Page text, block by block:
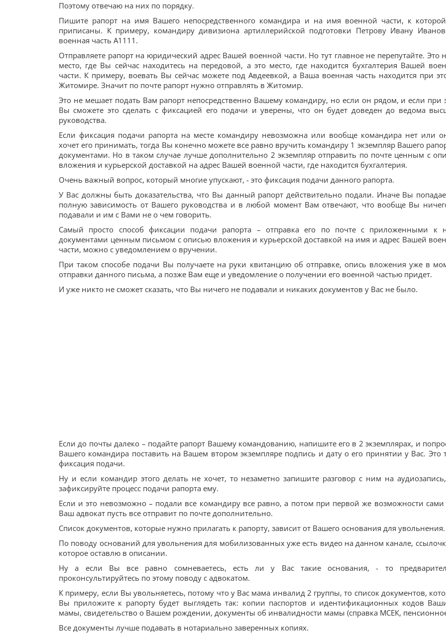
Поэтому отвечаю на них по порядку.
Пишите рапорт на имя Вашего непосредственного командира и на имя военной части, к
приписаны. К примеру, командиру дивизиона артиллерийской подготовки Петрову Ивану
военная часть А1111.
Отправляете рапорт на юридический адрес Вашей военной части. Но тут главное не перепутайте. Это
место, где Вы сейчас находитесь на передовой, а это место, где находится бухгалтерия Вашей
части. К примеру, воевать Вы сейчас можете под Авдеевкой, а Ваша военная часть находится при
Житомире. Значит по почте рапорт нужно отправлять в Житомир.
Это не мешает подать Вам рапорт непосредственно Вашему командиру, но если он рядом, и если при
Вы сможете это сделать с фиксацией его подачи и уверены, что он будет доведен до ведома
руководства.
Если фиксация подачи рапорта на месте командиру невозможна или вообще командира нет или
хочет его принимать, тогда Вы конечно можете все равно вручить командиру 1 экземпляр Вашего
документами. Но в таком случае лучше дополнительно 2 экземпляр отправить по почте ценным с
вложения и курьерской доставкой на адрес Вашей военной части, где находится бухгалтерия.
Очень важный вопрос, который многие упускают, - это фиксация подачи данного рапорта.
У Вас должны быть доказательства, что Вы данный рапорт действительно подали. Иначе Вы
полную зависимость от Вашего руководства и в любой момент Вам отвечают, что вообще Вы
подавали и им с Вами не о чем говорить.
Самый просто способ фиксации подачи рапорта – отправка его по почте с приложенными к
документами ценным письмом с описью вложения и курьерской доставкой на имя и адрес Вашей
части, можно с уведомлением о вручении.
При таком способе подачи Вы получаете на руки квитанцию об отправке, опись вложения уже в
отправки данного письма, а позже Вам еще и уведомление о получении его военной частью придет.
И уже никто не сможет сказать, что Вы ничего не подавали и никаких документов у Вас не было.
Если до почты далеко – подайте рапорт Вашему командованию, напишите его в 2 экземплярах, и
Вашего командира поставить на Вашем втором экземпляре подпись и дату о его принятии у Вас. Это
фиксация подачи.
Ну и если командир этого делать не хочет, то незаметно запишите разговор с ним на
зафиксируйте процесс подачи рапорта ему.
Если и это невозможно – подали все командиру все равно, а потом при первой же возможности
Ваш адвокат пусть все отправит по почте дополнительно.
Список документов, которые нужно прилагать к рапорту, зависит от Вашего основания для увольнения.
По поводу оснований для увольнения для мобилизованных уже есть видео на данном канале,
которое оставлю в описании.
Ну а если Вы все равно сомневаетесь, есть ли у Вас такие основания, - то
проконсультируйтесь по этому поводу с адвокатом.
К примеру, если Вы увольняетесь, потому что у Вас мама инвалид 2 группы, то список документов,
Вы приложите к рапорту будет выглядеть так: копии паспортов и идентификационных кодов
мамы, свидетельство о Вашем рождении, документы об инвалидности мамы (справка МСЕК,
Все документы лучше подавать в нотариально заверенных копиях.